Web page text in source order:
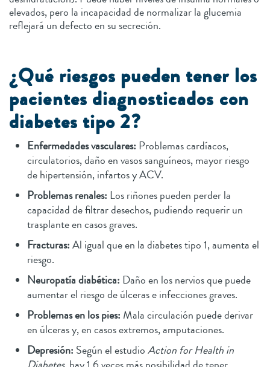
elevados, pero la incapacidad de normalizar la glucemia
reflejará un defecto en su secreción.
¿Qué riesgos pueden tener los
pacientes diagnosticados con
diabetes tipo 2?
Enfermedades vasculares: Problemas cardíacos,
circulatorios, daño en vasos sanguíneos, mayor riesgo
de hipertensión, infartos y ACV.
Problemas renales: Los riñones pueden perder la
capacidad de filtrar desechos, pudiendo requerir un
trasplante en casos graves.
Fracturas:Al igual que en la diabetes tipo 1, aumenta el
riesgo.
Neuropatía diabética: Daño en los nervios que puede
aumentar el riesgo de úlceras e infecciones graves.
Problemas en los pies: Mala circulación puede derivar
en úlceras y, en casos extremos, amputaciones.
Depresión: Según el estudioAction for Health in